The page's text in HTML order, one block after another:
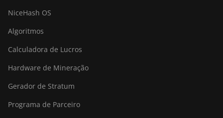
NiceHash OS
Algoritmos
Calculadora de Lucros
Hardware de Mineração
Gerador de Stratum
Programa de Parceiro